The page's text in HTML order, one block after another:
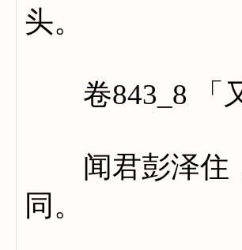
头。
卷843_8 「
闻君彭泽住，
同。